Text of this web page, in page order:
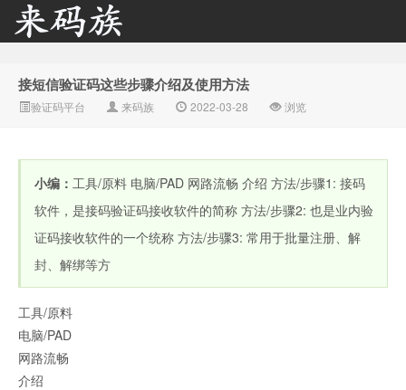
来码族 - 分享在线短信资
源接收资讯,手机短信验
接短信验证码这些步骤介绍及使用方法
验证码平台 来码族 2022-03-28 浏览
小编： 工具/原料 电脑/PAD 网路流畅 介绍 方法/步骤1: 接码
软件，是接码验证码接收软件的简称 方法/步骤2: 也是业内验
证码接收软件的一个统称 方法/步骤3: 常用于批量注册、解
封、解绑等方
工具/原料
电脑/PAD
网路流畅
介绍